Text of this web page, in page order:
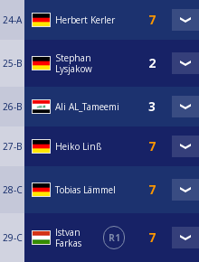
24-A Herbert Kerler
25-B
Stephan
Lysjakow
26-B Ali AL_Tameemi
27-B Heiko Linß
28-C Tobias Lämmel
29-C
Istvan
Farkas
R1